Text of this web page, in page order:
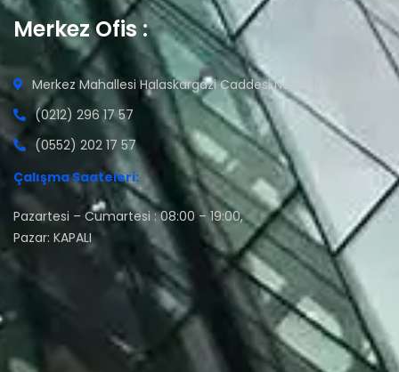
Merkez Ofis :
Merkez Mahallesi Halaskargazi Caddesi No:149/1
(0212) 296 17 57
(0552) 202 17 57
Çalışma Saateleri:
Pazartesi – Cumartesi : 08:00 – 19:00,
Pazar: KAPALI